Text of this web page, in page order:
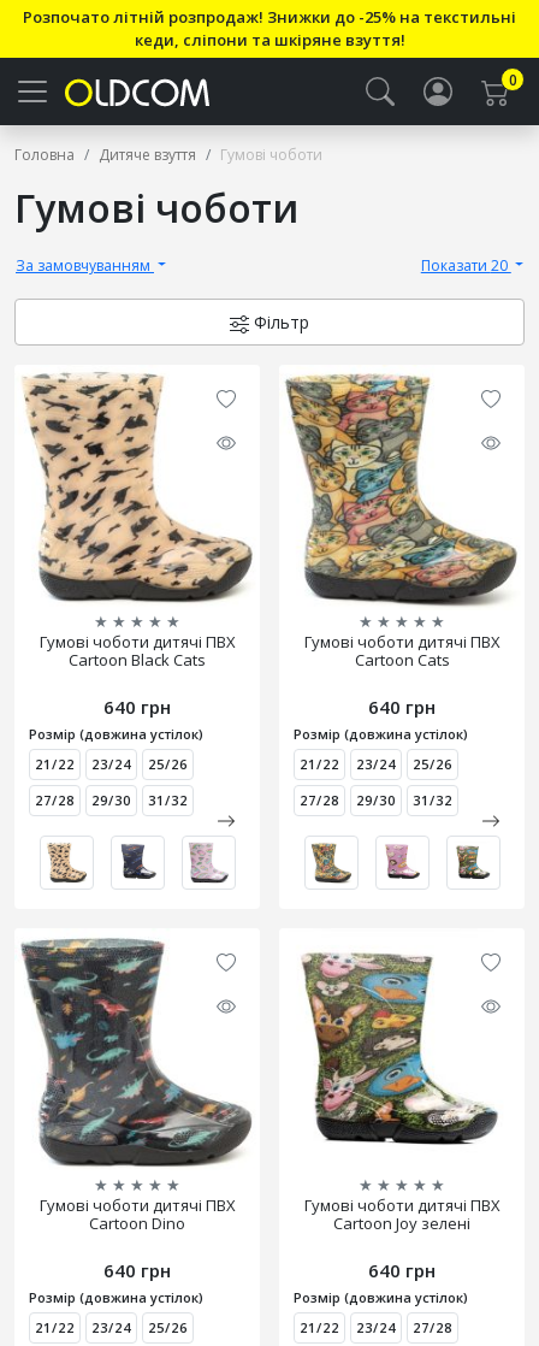
Розпочато літній розпродаж! Знижки до -25% на текстильні
кеди, сліпони та шкіряне взуття!
0
Головна Дитяче взуття Гумові чоботи
Гумові чоботи
За замовчуванням Показати 20
Фільтр
★ ★ ★ ★ ★
Гумові чоботи дитячі ПВХ
Cartoon Black Cats
640 грн
Розмір (довжина устілок)
21/22
23/24
25/26
27/28
29/30 31/32
★ ★ ★ ★ ★
Гумові чоботи дитячі ПВХ
Cartoon Cats
640 грн
Розмір (довжина устілок)
21/22
23/24
25/26
27/28
29/30 31/32
★ ★ ★ ★ ★
Гумові чоботи дитячі ПВХ
Cartoon Dino
640 грн
Розмір (довжина устілок)
21/22
23/24
25/26
★ ★ ★ ★ ★
Гумові чоботи дитячі ПВХ
Cartoon Joy зелені
640 грн
Розмір (довжина устілок)
21/22
23/24
27/28